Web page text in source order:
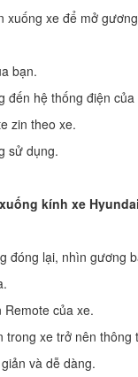
xuống xe để mở
bạn.
đến hệ thống điện của
zin theo xe.
sử dụng.
kính xe
lại, nhìn gương
của xe.
xe trở nên thông
và dễ dàng.